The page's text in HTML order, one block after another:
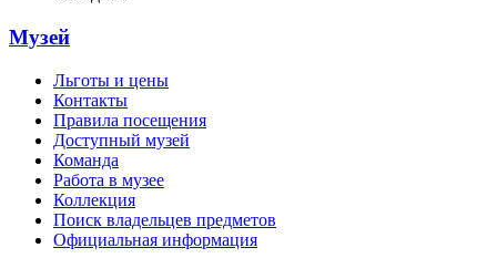
Музей
Льготы и цены
Контакты
Правила посещения
Доступный музей
Команда
Работа в музее
Коллекция
Поиск владельцев предметов
Официальная информация